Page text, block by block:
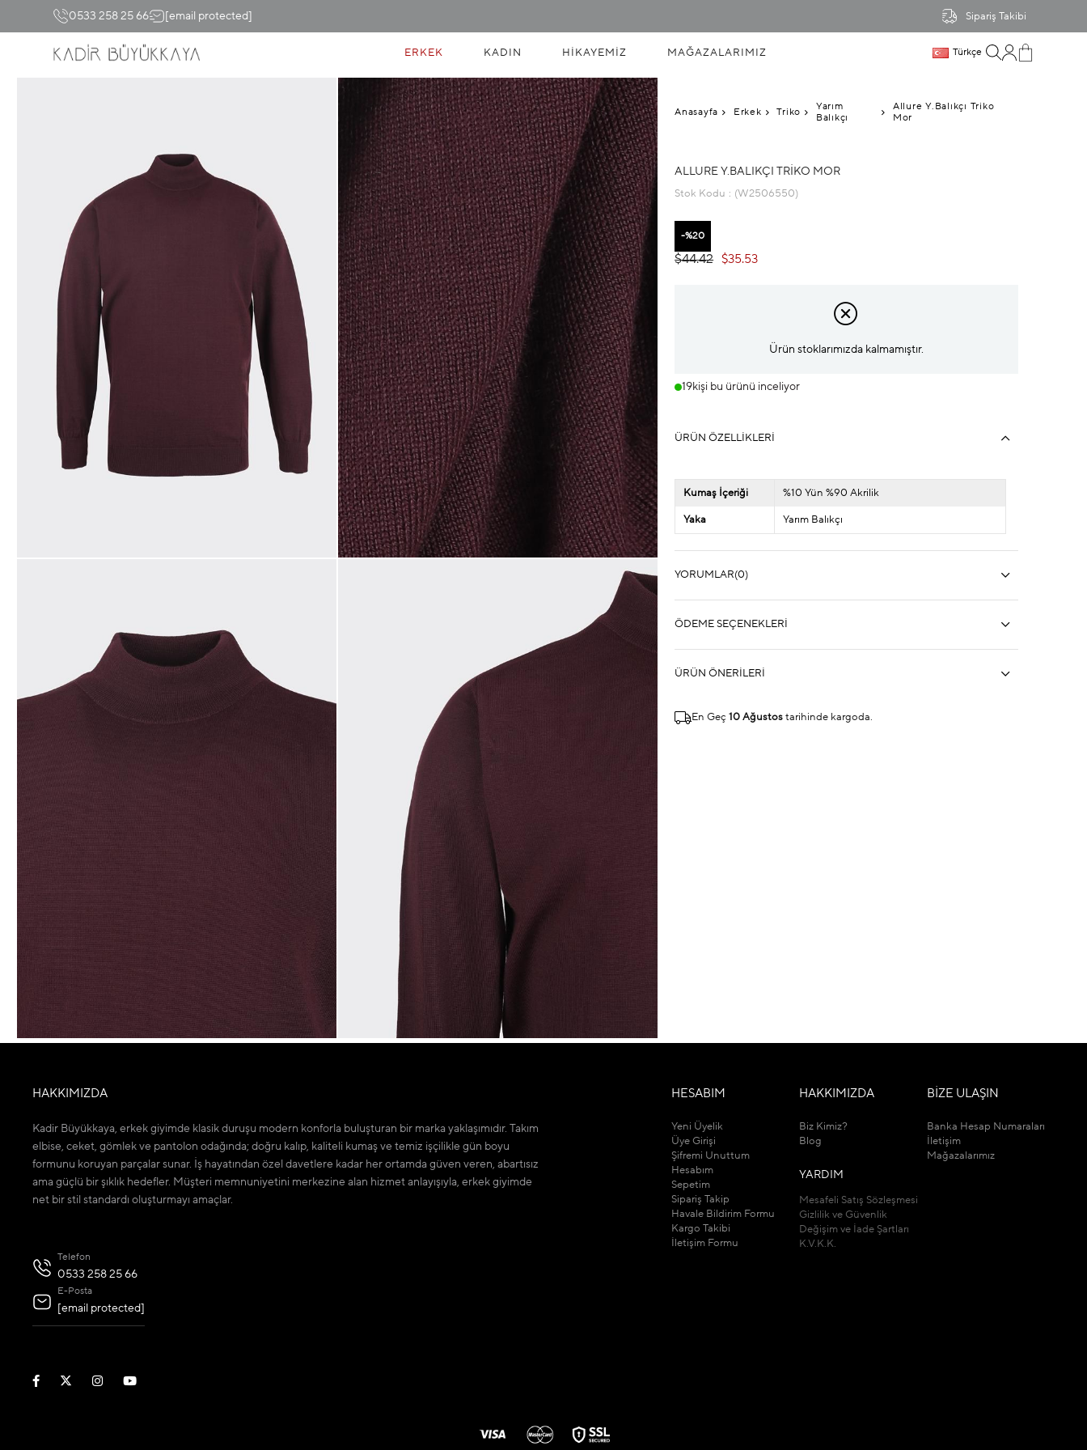
0533 258 25 66 [email protected] Sipariş Takibi
ERKEK KADIN HIKAYEMIZ MAĞAZALARIMIZ Türkçe
Anasayfa Erkek Triko
Yarım
Balıkçı
Allure Y.Balıkçı Triko
Mor
ALLURE Y.BALIKÇI TRIKO MOR
Stok Kodu (W2506550)
20
$44.42 $35.53
Ürün stoklarımızda kalmamıştır.
19kişi bu ürünü inceliyor
ÜRÜN ÖZELLIKLERI
Kumaş İçeriği %10 Yün %90 Akrilik
Yaka Yarım Balıkçı
YORUMLAR(0)
ÖDEME SEÇENEKLERI
ÜRÜN ÖNERILERI
En Geç10 Ağustos tarihinde kargoda.
HAKKIMIZDA
Kadir Büyükkaya, erkek giyimde klasik duruşu modern konforla buluşturan bir marka yaklaşımıdır. Takım
elbise, ceket, gömlek ve pantolon odağında; doğru kalıp, kaliteli kumaş ve temiz işçilikle gün boyu
formunu koruyan parçalar sunar. İş hayatından özel davetlere kadar her ortamda güven veren, abartısız
ama güçlü bir şıklık hedefler. Müşteri memnuniyetini merkezine alan hizmet anlayışıyla, erkek giyimde
net bir stil standardı oluşturmayı amaçlar.
Telefon
0533 258 25 66
E-Posta
[email protected]
HESABIM
Yeni Üyelik
Üye Girişi
Şifremi Unuttum
Hesabım
Sepetim
Sipariş Takip
Havale Bildirim Formu
Kargo Takibi
İletişim Formu
HAKKIMIZDA
Biz Kimiz?
Blog
YARDIM
Mesafeli Satış Sözleşmesi
Gizlilik ve Güvenlik
Değişim ve İade Şartları
K.V.K.K.
BİZE ULAŞIN
Banka Hesap Numaraları
İletişim
Mağazalarımız